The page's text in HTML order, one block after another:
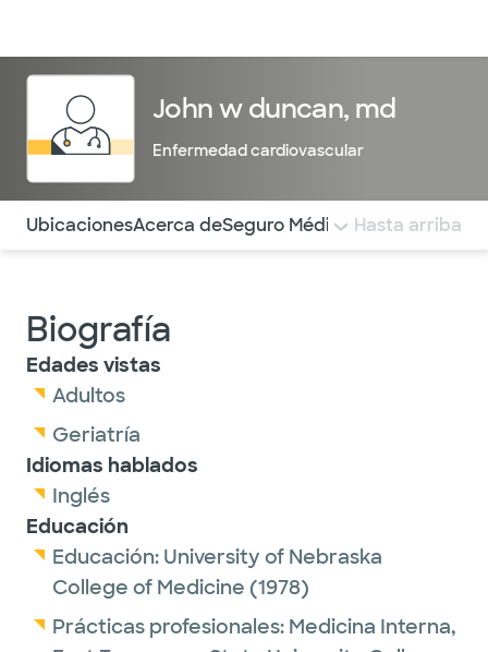
John w duncan, md
Enfermedad cardiovascular
Utilice esta navegación para saltar rápidamente a
UbicacionesAcerca deSeguro Médico COMENTARIOS
Hasta arriba
Biografía
Edades vistas
Adultos
Geriatría
Idiomas hablados
Inglés
Educación
Educación: University of Nebraska
College of Medicine (1978)
Prácticas profesionales: Medicina Interna,